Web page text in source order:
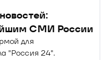
СМИ России
для
"Россия 24".